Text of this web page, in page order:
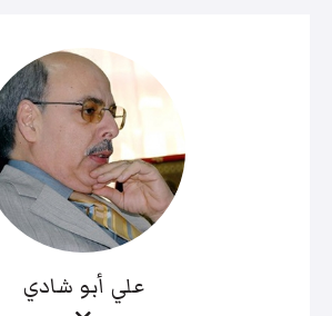
علي أبو شادي